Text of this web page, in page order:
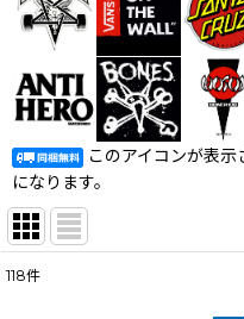
このアイコンが表
になります。
118件